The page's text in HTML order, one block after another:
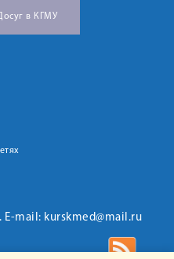
в КГМУ
E-mail: kurskmed@mail.ru